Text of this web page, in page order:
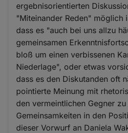
ergebnisorientierten
"Miteinander Reden" möglich
dass es "auch bei uns allzu
gemeinsamen
bloß um einen verbissenen
Niederlage", oder etwas
dass es den Diskutanden oft
pointierte Meinung mit
den vermeintlichen Gegner
Gemeinsamkeiten in den
dieser Vorwurf an Daniela